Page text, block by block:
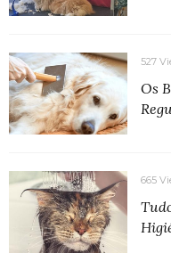
527
Os
665